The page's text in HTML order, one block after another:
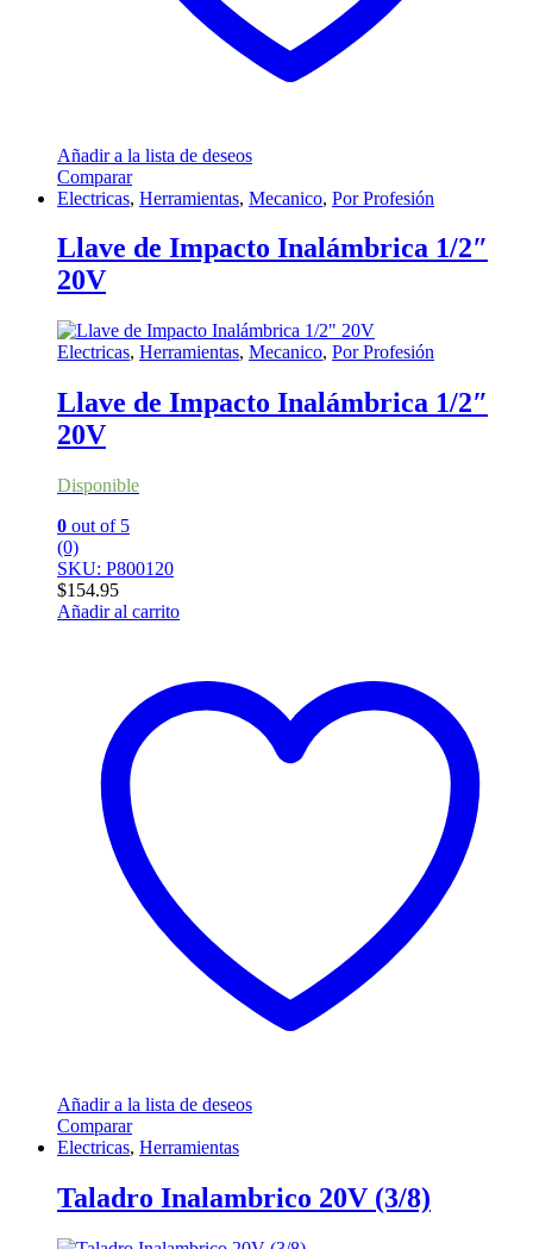
Añadir a la lista de deseos
Comparar
Electricas, Herramientas, Mecanico, Por Profesión
Llave de Impacto Inalámbrica 1/2″
20V
Electricas, Herramientas, Mecanico, Por Profesión
Llave de Impacto Inalámbrica 1/2″
20V
Disponible
0 out of 5
(0)
SKU: P800120
$154.95
Añadir al carrito
Añadir a la lista de deseos
Comparar
Electricas, Herramientas
Taladro Inalambrico 20V (3/8)